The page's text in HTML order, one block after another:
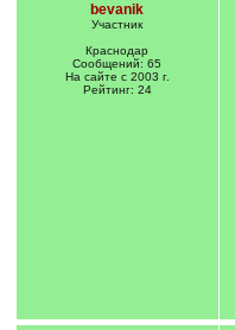
bevanik
Участник
Краснодар
Сообщений: 65
На сайте с 2003 г.
Рейтинг: 24